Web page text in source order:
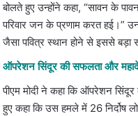
बोलते हुए उन्होंने कहा, “सावन के
परिवार जन के प्रणाम करत हई।”
जैसा पवित्र स्थान होने से इससे बड़ा
ऑपरेशन सिंदूर की सफलता और
पीएम मोदी ने कहा कि ऑपरेशन
हुए कहा कि उस हमले में 26 निर्दोष